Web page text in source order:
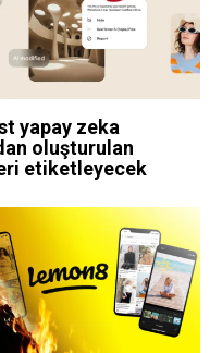
yapay zeka
oluşturulan
etiketleyecek